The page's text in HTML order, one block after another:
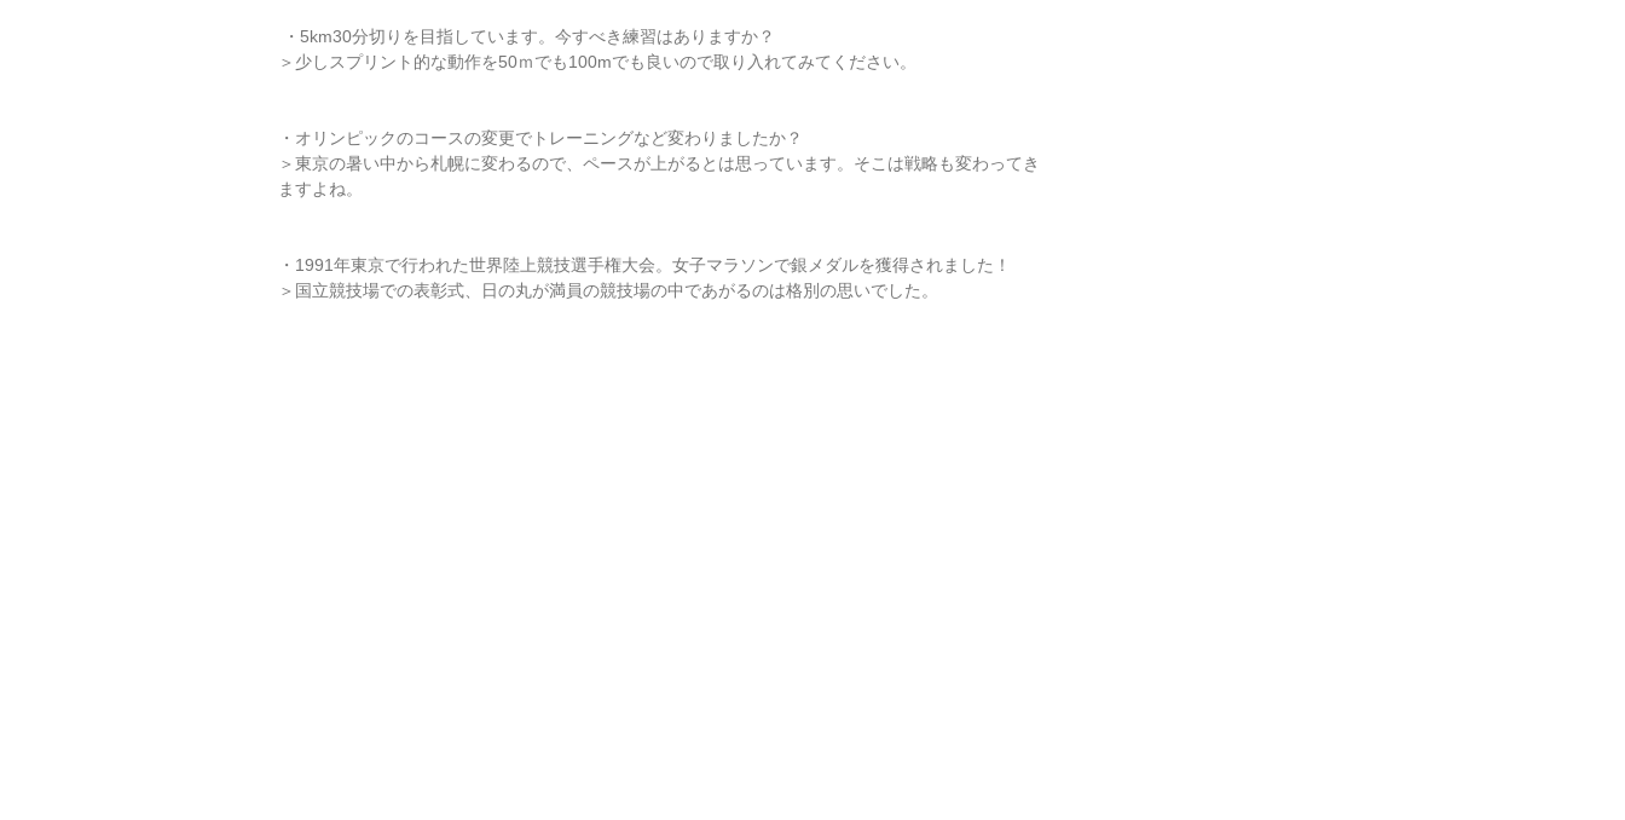
・5km30分切りを目指しています。今すべき練習はありますか？
＞少しスプリント的な動作を50ｍでも100mでも良いので取り入れてみてください。
・オリンピックのコースの変更でトレーニングなど変わりましたか？
＞東京の暑い中から札幌に変わるので、ペースが上がるとは思っています。そこは戦略も変わってき
ますよね。
・1991年東京で行われた世界陸上競技選手権大会。女子マラソンで銀メダルを獲得されました！
＞国立競技場での表彰式、日の丸が満員の競技場の中であがるのは格別の思いでした。